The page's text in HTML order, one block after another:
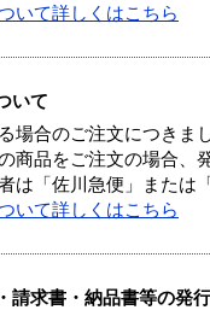
いて詳しくはこちら
いて
場合のご注文につきま
商品をご注文の場合、
は「佐川急便」または
いて詳しくはこちら
請求書・納品書等の発